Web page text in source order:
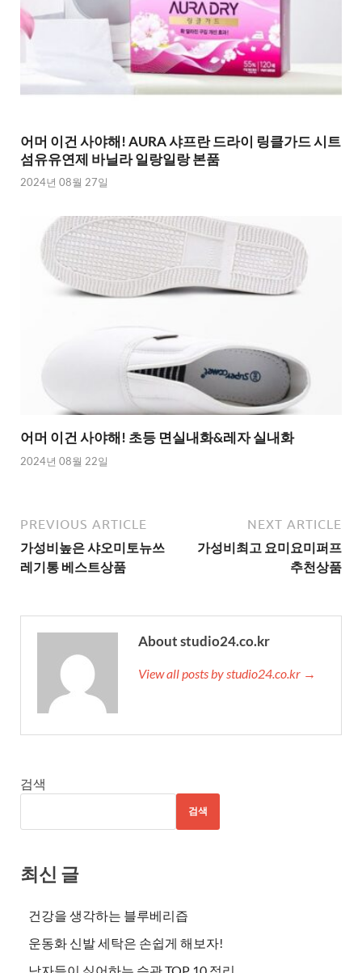
어머 이건 사야해! AURA 샤프란 드라이 링클가드 시트
섬유유연제 바닐라 일랑일랑 본품
2024년 08월 27일
어머 이건 사야해! 초등 면실내화&레자 실내화
2024년 08월 22일
PREVIOUS ARTICLE
가성비높은 샤오미토뉴쓰
레기통 베스트상품
NEXT ARTICLE
가성비최고 요미요미퍼프
추천상품
About studio24.co.kr
View all posts by studio24.co.kr →
검색
검색
최신 글
건강을 생각하는 블루베리즙
운동화 신발 세탁은 손쉽게 해보자!